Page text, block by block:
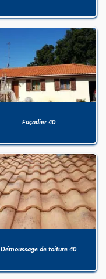
Façadier 40
Démoussage de toiture 40